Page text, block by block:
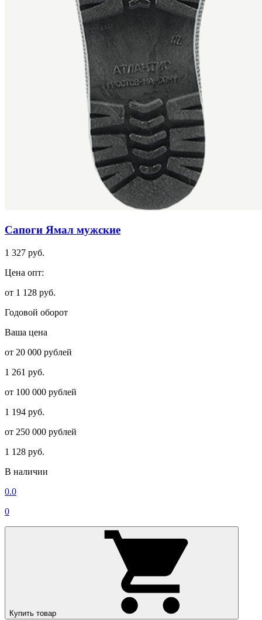
Сапоги Ямал мужские
1 327 руб.
Цена опт:
от 1 128 руб.
Годовой оборот
Ваша цена
от 20 000 рублей
1 261 руб.
от 100 000 рублей
1 194 руб.
от 250 000 рублей
1 128 руб.
В наличии
0.0
0
Купить товар